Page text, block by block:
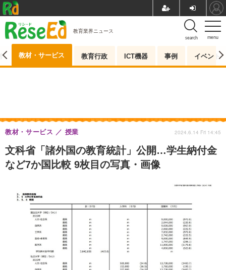
menu
search
教育業界ニュース
教材・サービス 教育行政 ICT機器 事例 イベント
文科省「諸外国の教育統計」公開…学生納付金
など7か国比較 9枚目の写真・画像
教材・サービス 授業 2024.6.14 Fri 14:45